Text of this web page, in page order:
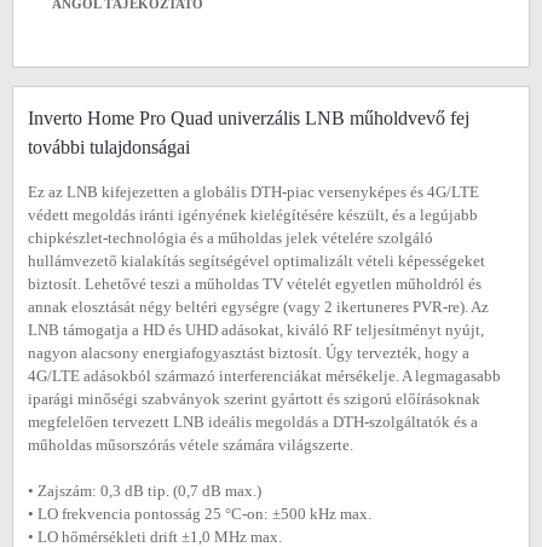
ANGOL TÁJÉKOZTATÓ
Inverto Home Pro Quad univerzális LNB műholdvevő fej
további tulajdonságai
Ez az LNB kifejezetten a globális DTH-piac versenyképes és 4G/LTE
védett megoldás iránti igényének kielégítésére készült, és a legújabb
chipkészlet-technológia és a műholdas jelek vételére szolgáló
hullámvezető kialakítás segítségével optimalizált vételi képességeket
biztosít. Lehetővé teszi a műholdas TV vételét egyetlen műholdról és
annak elosztását négy beltéri egységre (vagy 2 ikertuneres PVR-re). Az
LNB támogatja a HD és UHD adásokat, kiváló RF teljesítményt nyújt,
nagyon alacsony energiafogyasztást biztosít. Úgy tervezték, hogy a
4G/LTE adásokból származó interferenciákat mérsékelje. A legmagasabb
iparági minőségi szabványok szerint gyártott és szigorú előírásoknak
megfelelően tervezett LNB ideális megoldás a DTH-szolgáltatók és a
műholdas műsorszórás vétele számára világszerte.
• Zajszám: 0,3 dB tip. (0,7 dB max.)
• LO frekvencia pontosság 25 °C-on: ±500 kHz max.
• LO hőmérsékleti drift ±1,0 MHz max.